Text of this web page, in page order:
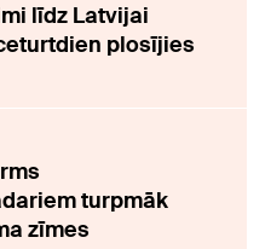
līdz Latvijai
plosījies
turpmāk
zīmes